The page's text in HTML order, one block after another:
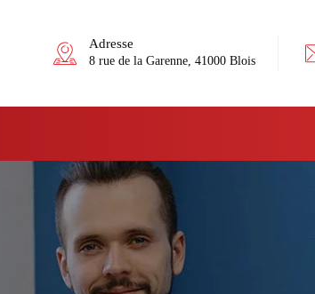
Adresse
8 rue de la Garenne, 41000 Blois